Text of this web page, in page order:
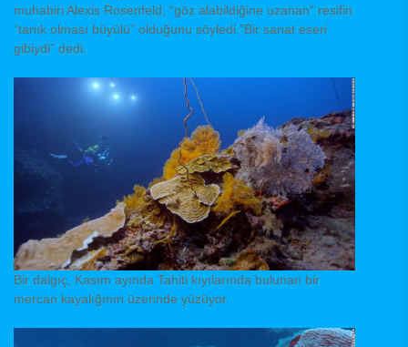
muhabiri Alexis Rosenfeld, “göz alabildiğine uzanan” resifin
“tanık olması büyülü” olduğunu söyledi.”Bir sanat eseri
gibiydi” dedi.
Bir dalgıç, Kasım ayında Tahiti kıyılarında bulunan bir
mercan kayalığının üzerinde yüzüyor.